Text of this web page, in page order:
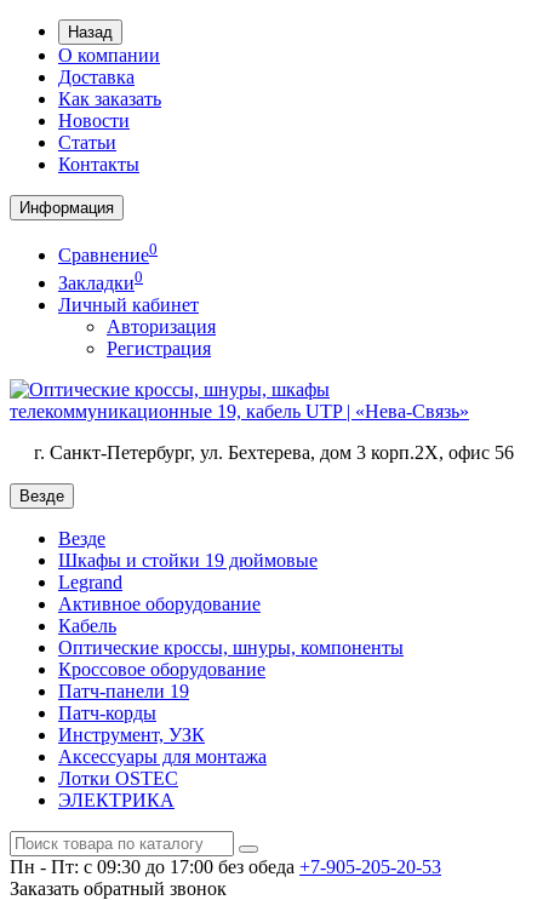
Назад
О компании
Доставка
Как заказать
Новости
Статьи
Контакты
Информация
Сравнение0
Закладки0
Личный кабинет
Авторизация
Регистрация
г. Санкт-Петербург, ул. Бехтерева, дом 3 корп.2X, офис 56
Везде
Везде
Шкафы и стойки 19 дюймовые
Legrand
Активное оборудование
Кабель
Оптические кроссы, шнуры, компоненты
Кроссовое оборудование
Патч-панели 19
Патч-корды
Инструмент, УЗК
Аксессуары для монтажа
Лотки OSTEC
ЭЛЕКТРИКА
Пн - Пт: с 09:30 до 17:00 без обеда +7-905-205-20-53
Заказать обратный звонок